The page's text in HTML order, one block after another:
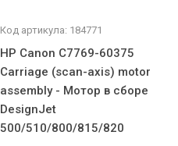
Код артикула: 184771
HP Canon C7769-60375
Carriage (scan-axis) motor
assembly - Мотор в сборе
DesignJet
500/510/800/815/820